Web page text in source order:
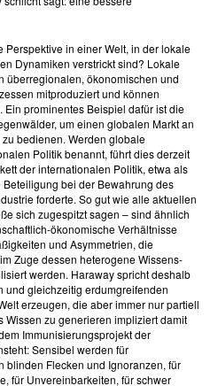
in einer Welt, in der lokale
Dynamiken verstrickt sind? Lokale
überregionalen, ökonomischen und
mitproduziert und können
prominentes Beispiel dafür ist die
um einen globalen Markt an
bedienen. Werden globale
Politik benannt, führt dies derzeit
der internationalen Politik, etwa als
bei der Bewahrung des
forderte. So gut wie alle aktuellen
sich zugespitzt sagen – sind ähnlich
ökonomische Verhältnisse
und Asymmetrien, die
Zuge dessen heterogene Wissens-
werden. Haraway spricht deshalb
und gleichzeitig erdumgreifenden
erzeugen, die aber immer nur partiell
Wissen zu generieren impliziert damit
Immunisierungsprojekt der
Sensibel werden für
blinden Flecken und Ignoranzen, für
für Unvereinbarkeiten, für schwer